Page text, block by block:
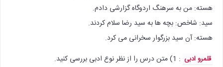
هسته: من به سرهنگ اردوگاه گزارشی دادم.
سید: شاخص: بچه ها به سید رضا سلام کردند.
هسته: آن سید بزرگوار سخرانی می کرد.
قلمرو ادبی : 1) متن درس را از نظر نوع ادبی بررسی كنید.